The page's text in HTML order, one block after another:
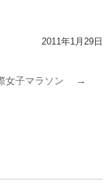
2011年1月29日
女子マラソン →